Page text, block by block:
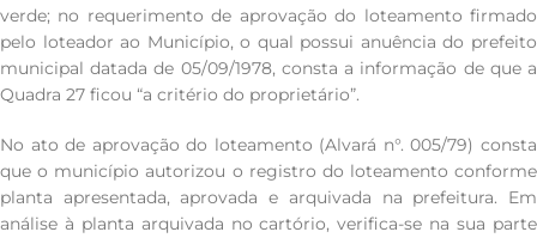
verde; no requerimento de aprovação do loteamento firmado
pelo loteador ao Município, o qual possui anuência do prefeito
municipal datada de 05/09/1978, consta a informação de que a
Quadra 27 ficou “a critério do proprietário”.
No ato de aprovação do loteamento (Alvará n°. 005/79) consta
que o município autorizou o registro do loteamento conforme
planta apresentada, aprovada e arquivada na prefeitura. Em
análise à planta arquivada no cartório, verifica-se na sua parte